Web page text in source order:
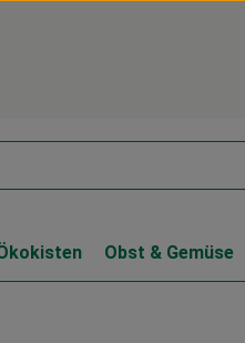
Obst & Gemüse